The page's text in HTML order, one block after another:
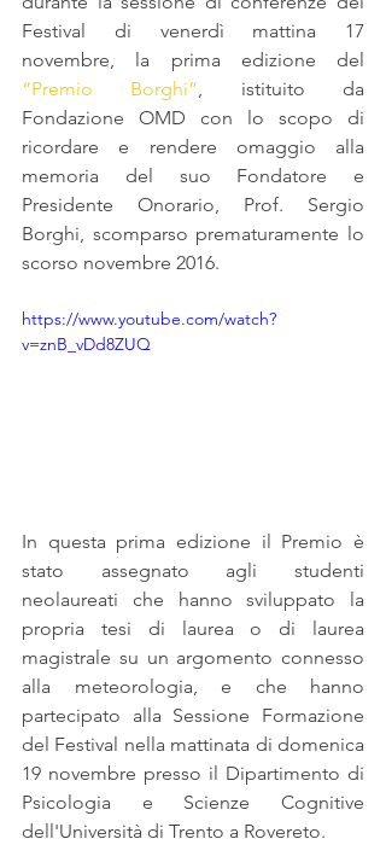
Festival di venerdì mattina 17
“Premio Borghi” , istituito da
Fondazione OMD con lo scopo di
ricordare e rendere omaggio alla
memoria del suo Fondatore e
Presidente Onorario, Prof. Sergio
Borghi, scomparso prematuramente lo
scorso novembre 2016.
https://www.youtube.com/watch?
v=znB_vDd8ZUQ
In questa prima edizione il Premio è
stato assegnato agli studenti
neolaureati che hanno sviluppato la
propria tesi di laurea o di laurea
magistrale su un argomento connesso
alla meteorologia, e che hanno
partecipato alla Sessione Formazione
del Festival nella mattinata di domenica
19 novembre presso il Dipartimento di
Psicologia e Scienze Cognitive
dell'Università di Trento a Rovereto.